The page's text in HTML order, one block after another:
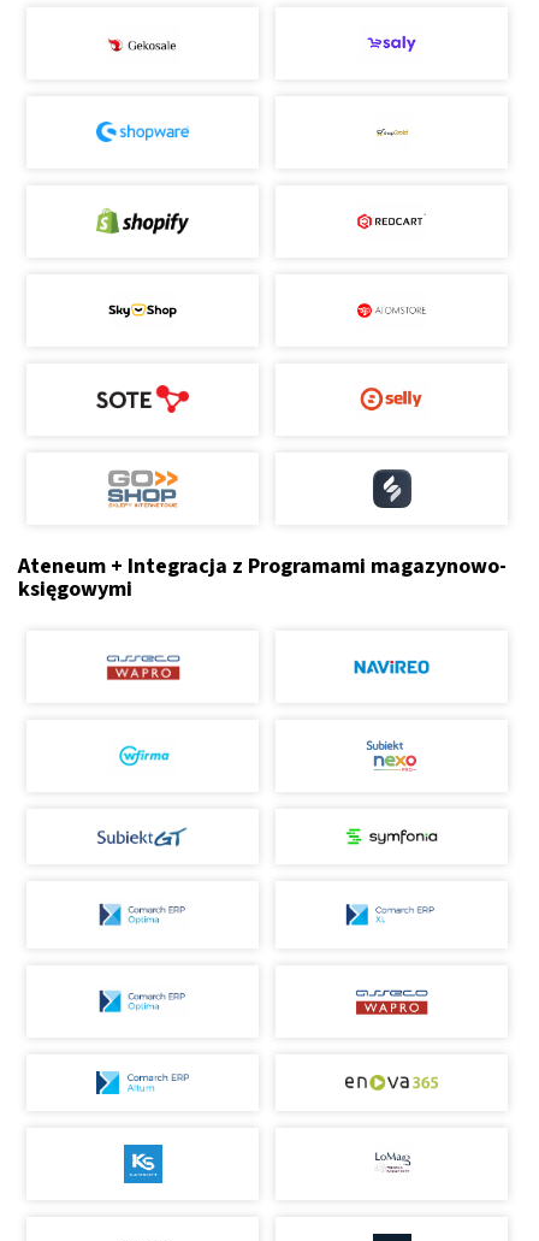
Ateneum + Integracja z Programami magazynowo-
księgowymi